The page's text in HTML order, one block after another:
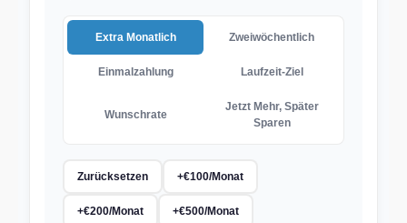
Extra Monatlich Zweiwöchentlich
Einmalzahlung Laufzeit-Ziel
Wunschrate
Jetzt Mehr, Später
Sparen
Zurücksetzen +€100/Monat
+€200/Monat +€500/Monat